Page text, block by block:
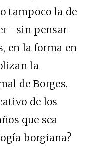
tampoco la de
sin pensar
en la forma en
la
de Borges.
de los
que sea
borgiana?